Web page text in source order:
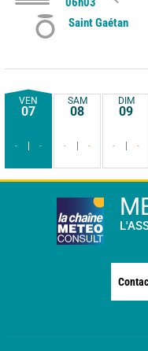
Saint Gaétan
VEN
07
- -
SAM
08
- -
DIM
09
- -